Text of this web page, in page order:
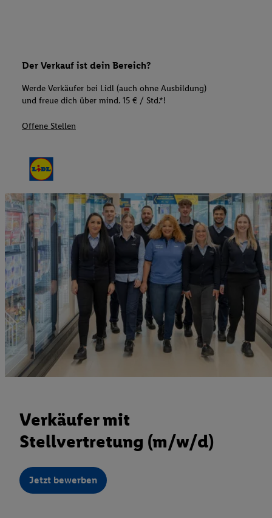
Der Verkauf ist dein Bereich?
Werde Verkäufer bei Lidl (auch ohne Ausbildung)
und freue dich über mind. 15 € / Std.*!
Offene Stellen
Verkäufer mit
Stellvertretung (m/w/d)
Jetzt bewerben